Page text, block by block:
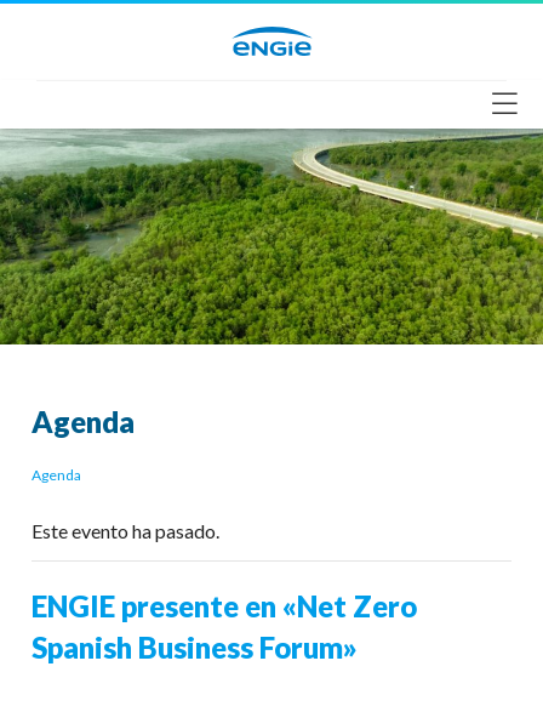
Agenda
Agenda
Este evento ha pasado.
ENGIE presente en «Net Zero
Spanish Business Forum»